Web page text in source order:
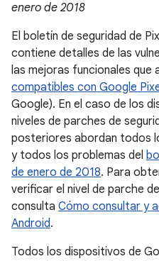
enero de 2018
El boletín de seguridad de
contiene detalles de las
las mejoras funcionales que
compatibles con Google
Google). En el caso de los
niveles de parches de
posteriores abordan todos
y todos los problemas del
de enero de 2018. Para
verificar el nivel de parche
consulta Cómo consultar y
Android.
Todos los dispositivos de